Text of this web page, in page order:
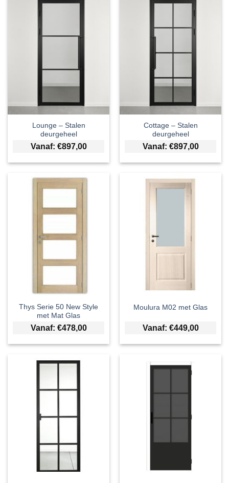
Lounge – Stalen
deurgeheel
Vanaf: €897,00
Cottage – Stalen
deurgeheel
Vanaf: €897,00
Thys Serie 50 New Style
met Mat Glas
Vanaf: €478,00
Moulura M02 met Glas
Vanaf: €449,00